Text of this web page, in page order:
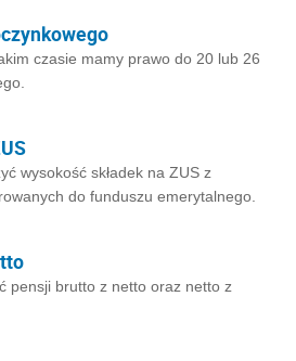
czasie mamy prawo do 20 lub 26
wysokość składek na ZUS z
do funduszu emerytalnego.
pensji brutto z netto oraz netto z